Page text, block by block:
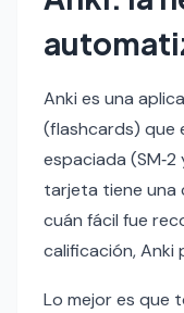
Anki es una
(flashcards) que
espaciada
tarjeta tiene una
cuán fácil fue
calificación, Anki
Lo mejor es que